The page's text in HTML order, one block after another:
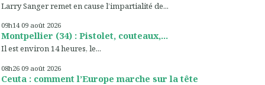
Larry Sanger remet en cause l’impartialité de...
09h14 09 août 2026
Montpellier (34) : Pistolet, couteaux,...
Il est environ 14 heures, le...
08h26 09 août 2026
Ceuta : comment l’Europe marche sur la tête